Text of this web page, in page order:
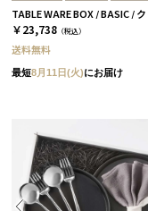
￥23,738 （税込）
送料無料
最短8月11日(火)にお届け